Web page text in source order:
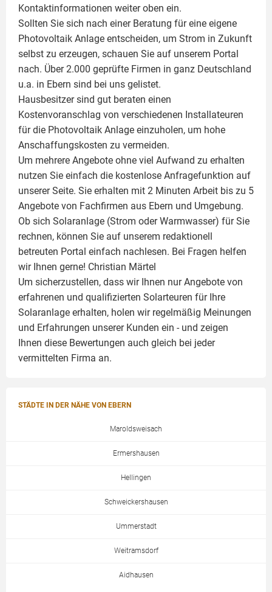
Kontaktinformationen weiter oben ein.
Sollten Sie sich nach einer Beratung für eine eigene
Photovoltaik Anlage entscheiden, um Strom in Zukunft
selbst zu erzeugen, schauen Sie auf unserem Portal
nach. Über 2.000 geprüfte Firmen in ganz Deutschland
u.a. in Ebern sind bei uns gelistet.
Hausbesitzer sind gut beraten einen
Kostenvoranschlag von verschiedenen Installateuren
für die Photovoltaik Anlage einzuholen, um hohe
Anschaffungskosten zu vermeiden.
Um mehrere Angebote ohne viel Aufwand zu erhalten
nutzen Sie einfach die kostenlose Anfragefunktion auf
unserer Seite. Sie erhalten mit 2 Minuten Arbeit bis zu 5
Angebote von Fachfirmen aus Ebern und Umgebung.
Ob sich Solaranlage (Strom oder Warmwasser) für Sie
rechnen, können Sie auf unserem redaktionell
betreuten Portal einfach nachlesen. Bei Fragen helfen
wir Ihnen gerne! Christian Märtel
Um sicherzustellen, dass wir Ihnen nur Angebote von
erfahrenen und qualifizierten Solarteuren für Ihre
Solaranlage erhalten, holen wir regelmäßig Meinungen
und Erfahrungen unserer Kunden ein - und zeigen
Ihnen diese Bewertungen auch gleich bei jeder
vermittelten Firma an.
STÄDTE IN DER NÄHE VON EBERN
Maroldsweisach
Ermershausen
Hellingen
Schweickershausen
Ummerstadt
Weitramsdorf
Aidhausen